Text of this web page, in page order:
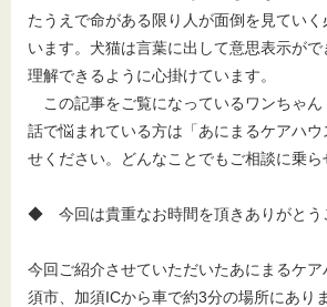
たうえで命がある限り人が面倒を見てい
います。犬猫は言葉に出して意思表示が
理解できるように心掛けています。
この記事をご覧になっているワンちゃん
話で悩まれている方は「あにまるケアハ
せください。どんなことでもご相談に乗ら
◆ 今回は貴重なお時間を頂きありがとう
今回ご紹介させていただいたあにまるケ
須市、加須ICから車で約3分の場所にありま